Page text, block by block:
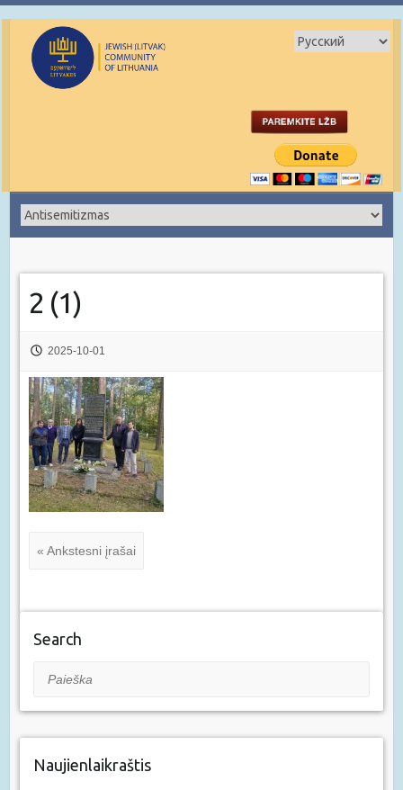
2 (1)
2025-10-01
« Ankstesni įrašai
Search
Paieška
Naujienlaikraštis